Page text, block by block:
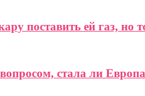
поставить ей газ, но
стала ли